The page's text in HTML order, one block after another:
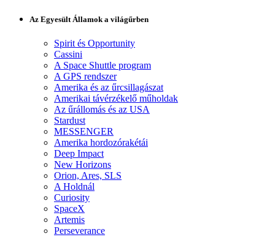
Az Egyesült Államok a világűrben
Spirit és Opportunity
Cassini
A Space Shuttle program
A GPS rendszer
Amerika és az űrcsillagászat
Amerikai távérzékelő műholdak
Az űrállomás és az USA
Stardust
MESSENGER
Amerika hordozórakétái
Deep Impact
New Horizons
Orion, Ares, SLS
A Holdnál
Curiosity
SpaceX
Artemis
Perseverance